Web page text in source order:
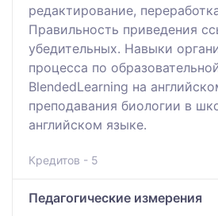
редактирование,
Правильность приведения
убедительных. Навыки
процесса по
BlendedLearning на
преподавания биологии в
английском языке.
Кредитов - 5
Педагогические измерения